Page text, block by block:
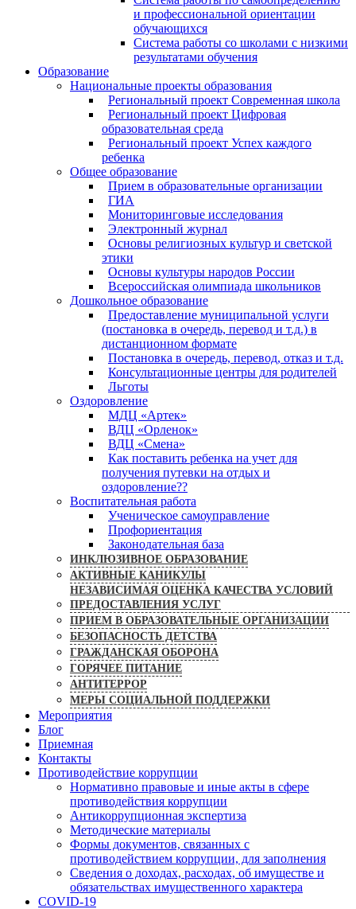
и профессиональной ориентации
обучающихся
Система работы со школами с низкими
результатами обучения
Образование
Национальные проекты образования
Региональный проект Современная школа
Региональный проект Цифровая
образовательная среда
Региональный проект Успех каждого
ребенка
Общее образование
Прием в образовательные организации
ГИА
Мониторинговые исследования
Электронный журнал
Основы религиозных культур и светской
этики
Основы культуры народов России
Всероссийская олимпиада школьников
Дошкольное образование
Предоставление муниципальной услуги
(постановка в очередь, перевод и т.д.) в
дистанционном формате
Постановка в очередь, перевод, отказ и т.д.
Консультационные центры для родителей
Льготы
Оздоровление
МДЦ «Артек»
ВДЦ «Орленок»
ВДЦ «Смена»
Как поставить ребенка на учет для
получения путевки на отдых и
оздоровление??
Воспитательная работа
Ученическое самоуправление
Профориентация
Законодательная база
ИНКЛЮЗИВНОЕ ОБРАЗОВАНИЕ
АКТИВНЫЕ КАНИКУЛЫ
НЕЗАВИСИМАЯ ОЦЕНКА КАЧЕСТВА УСЛОВИЙ
ПРЕДОСТАВЛЕНИЯ УСЛУГ
ПРИЕМ В ОБРАЗОВАТЕЛЬНЫЕ ОРГАНИЗАЦИИ
БЕЗОПАСНОСТЬ ДЕТСТВА
ГРАЖДАНСКАЯ ОБОРОНА
ГОРЯЧЕЕ ПИТАНИЕ
АНТИТЕРРОР
МЕРЫ СОЦИАЛЬНОЙ ПОДДЕРЖКИ
Мероприятия
Блог
Приемная
Контакты
Противодействие коррупции
Нормативно правовые и иные акты в сфере
противодействия коррупции
Антикоррупционная экспертиза
Методические материалы
Формы документов, связанных с
противодействием коррупции, для заполнения
Сведения о доходах, расходах, об имуществе и
обязательствах имущественного характера
COVID-19